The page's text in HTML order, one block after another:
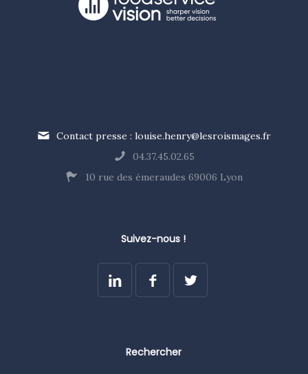
Contact presse : louise.henry@lesroismages.fr
04.37.45.02.65
10 rue des émeraudes 69006 Lyon
Suivez-nous !
Rechercher